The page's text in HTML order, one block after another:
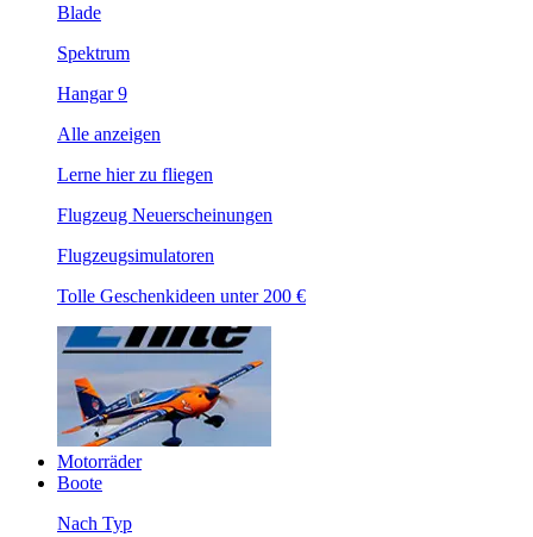
Blade
Spektrum
Hangar 9
Alle anzeigen
Lerne hier zu fliegen
Flugzeug Neuerscheinungen
Flugzeugsimulatoren
Tolle Geschenkideen unter 200 €
Motorräder
Boote
Nach Typ